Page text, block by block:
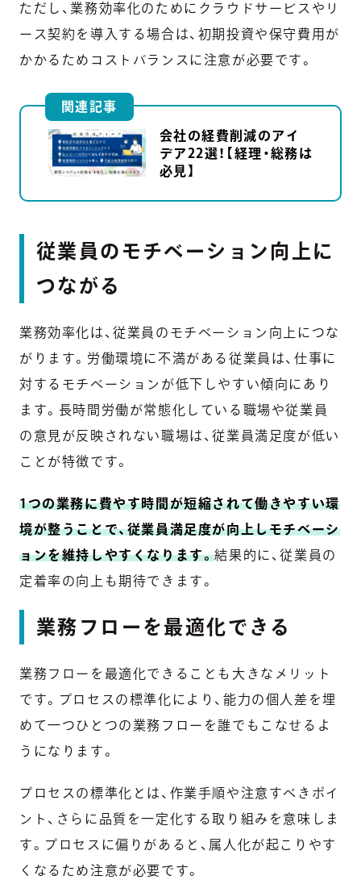
ただし、業務効率化のためにクラウドサービスやリ
ース契約を導入する場合は、初期投資や保守費用が
かかるためコストバランスに注意が必要です。
関連記事
会社の経費削減のアイ
デア22選！【経理・総務は
必見】
従業員のモチベーション向上に
つながる
業務効率化は、従業員のモチベーション向上につな
がります。労働環境に不満がある従業員は、仕事に
対するモチベーションが低下しやすい傾向にあり
ます。長時間労働が常態化している職場や従業員
の意見が反映されない職場は、従業員満足度が低い
ことが特徴です。
1つの業務に費やす時間が短縮されて働きやすい環
境が整うことで、従業員満足度が向上しモチベーシ
ョンを維持しやすくなります。結果的に、従業員の
定着率の向上も期待できます。
業務フローを最適化できる
業務フローを最適化できることも大きなメリット
です。プロセスの標準化により、能力の個人差を埋
めて一つひとつの業務フローを誰でもこなせるよ
うになります。
プロセスの標準化とは、作業手順や注意すべきポイ
ント、さらに品質を一定化する取り組みを意味しま
す。プロセスに偏りがあると、属人化が起こりやす
くなるため注意が必要です。